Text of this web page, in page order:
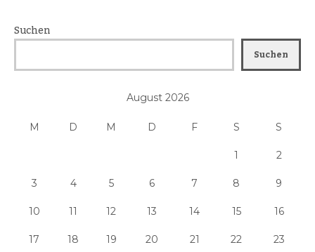
Suchen
Suchen
August 2026
M D M D F S S
1 2
3 4 5 6 7 8 9
10 11 12 13 14 15 16
17 18 19 20 21 22 23